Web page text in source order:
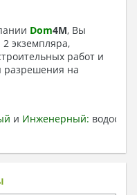
Dom4M, Вы
экземпляра,
работ и
разрешения на
и Инженерный:
за дополнительную